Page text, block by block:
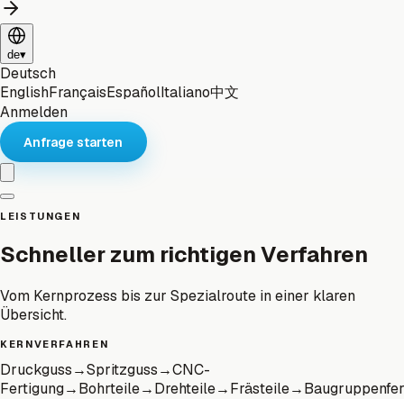
de▾
Deutsch
EnglishFrançaisEspañolItaliano中文
Anmelden
Anfrage starten
LEISTUNGEN
Schneller zum richtigen Verfahren
Vom Kernprozess bis zur Spezialroute in einer klaren
Übersicht.
KERNVERFAHREN
Druckguss→Spritzguss→CNC-
Fertigung→Bohrteile→Drehteile→Frästeile→